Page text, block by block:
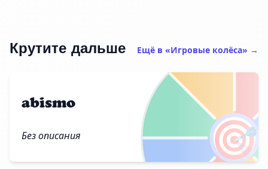
Крутите дальше Ещё в «Игровые колёса» →
🎯
abismo
Без описания